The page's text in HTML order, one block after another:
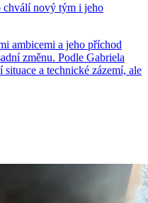
chválí nový tým i jeho
ambicemi a jeho příchod
změnu. Podle Gabriela
a technické zázemí, ale